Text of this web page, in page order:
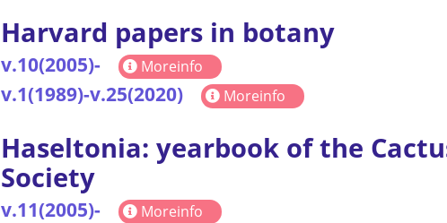
Harvard papers in botany
v.10(2005)- Moreinfo
v.1(1989)-v.25(2020) Moreinfo
Haseltonia: yearbook of the
Society
v.11(2005)- Moreinfo